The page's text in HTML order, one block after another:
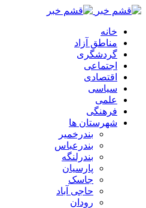
خانه
مناطق آزاد
گردشگری
اجتماعی
اقتصادی
سیاسی
علمی
فرهنگی
شهرستان ها
بندرخمیر
بندرعباس
بندرلنگه
پارسیان
جاسک
حاجی آباد
رودان